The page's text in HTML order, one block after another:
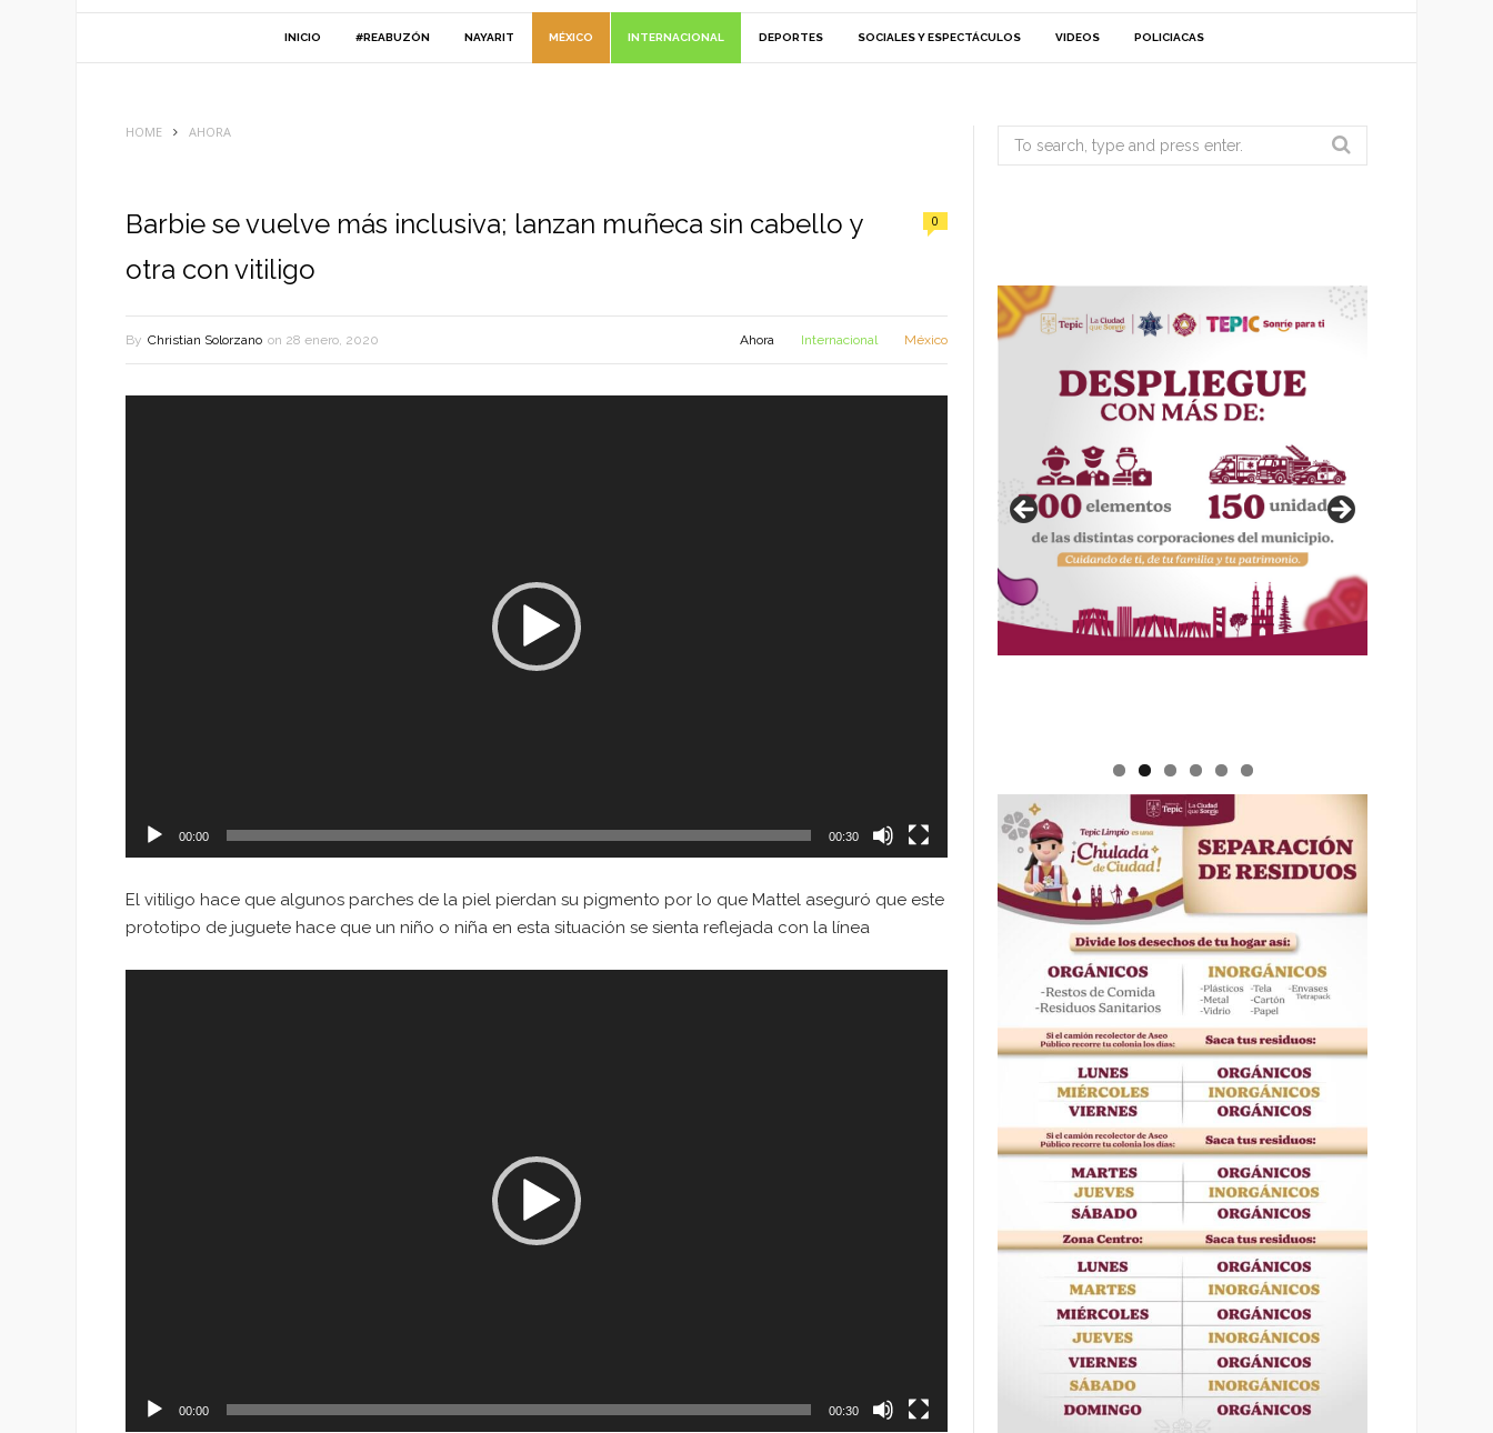
INICIO #REABUZÓN NAYARIT MÉXICO INTERNACIONAL DEPORTES SOCIALES Y ESPECTÁCULOS VIDEOS POLICIACAS
HOME AHORA
Barbie se vuelve más inclusiva; lanzan muñeca sin cabello y
otra con vitiligo
0
By Christian Solorzano on 28 enero, 2020 Ahora Internacional México
00:00 00:30
El vitiligo hace que algunos parches de la piel pierdan su pigmento por lo que Mattel aseguró que este
prototipo de juguete hace que un niño o niña en esta situación se sienta reflejada con la línea
00:00 00:30
Search
for: